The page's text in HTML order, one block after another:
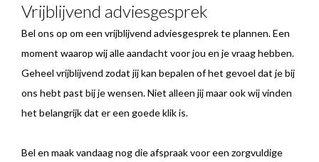
Vrijblijvend adviesgesprek
Bel ons op om een vrijblijvend adviesgesprek te plannen. Een
moment waarop wij alle aandacht voor jou en je vraag hebben.
Geheel vrijblijvend zodat jij kan bepalen of het gevoel dat je bij
ons hebt past bij je wensen. Niet alleen jij maar ook wij vinden
het belangrijk dat er een goede klik is.
Bel en maak vandaag nog die afspraak voor een zorgvuldige